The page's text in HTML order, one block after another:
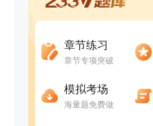
章节练习
章节专项突破
模拟考场
海量题免费做